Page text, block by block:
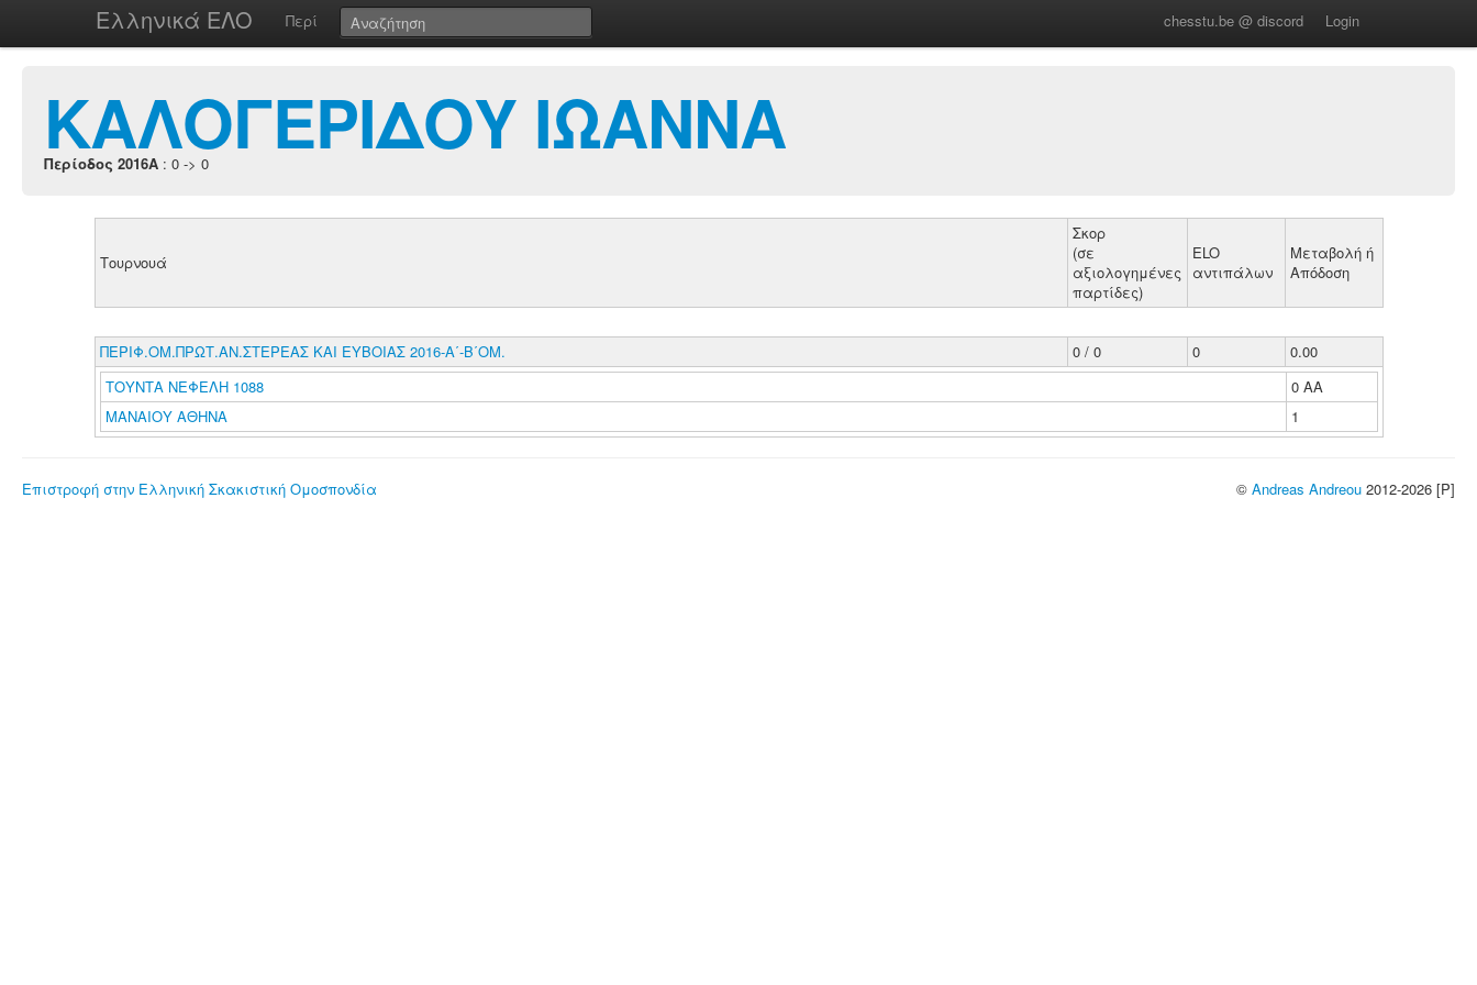
Ελληνικά ΕΛΟ Περί chesstu.be @ discord Login
ΚΑΛΟΓΕΡΙΔΟΥ ΙΩΑΝΝΑ
Περίοδος 2016A : 0 -> 0
Τουρνουά
Σκορ
(σε
αξιολογημένες
παρτίδες)
ELO
αντιπάλων
Μεταβολή ή
Απόδοση
ΠΕΡΙΦ.ΟΜ.ΠΡΩΤ.ΑΝ.ΣΤΕΡΕΑΣ ΚΑΙ ΕΥΒΟΙΑΣ 2016-Α΄-Β΄ΟΜ. 0 / 0 0
0.00
ΤΟΥΝΤΑ ΝΕΦΕΛΗ 1088
0 ΑΑ
ΜΑΝΑΙΟΥ ΑΘΗΝΑ
1
Επιστροφή στην Ελληνική Σκακιστική Ομοσπονδία © Andreas Andreou 2012-2026 [P]